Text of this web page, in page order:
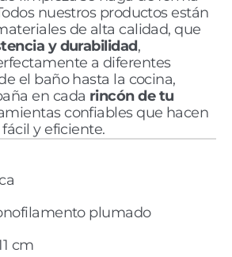
nuestros productos están
de alta calidad, que
y durabilidad,
a diferentes
el baño hasta la cocina,
en cada rincón de tu
confiables que hacen
y eficiente.
plumado
cm